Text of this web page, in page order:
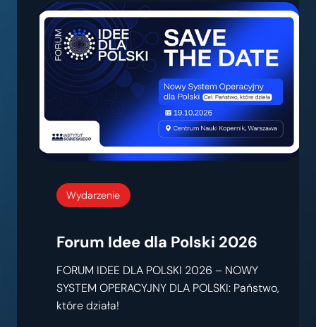
Wydarzenie
Forum Idee dla Polski 2026
FORUM IDEE DLA POLSKI 2026 – NOWY
SYSTEM OPERACYJNY DLA POLSKI: Państwo,
które działa!